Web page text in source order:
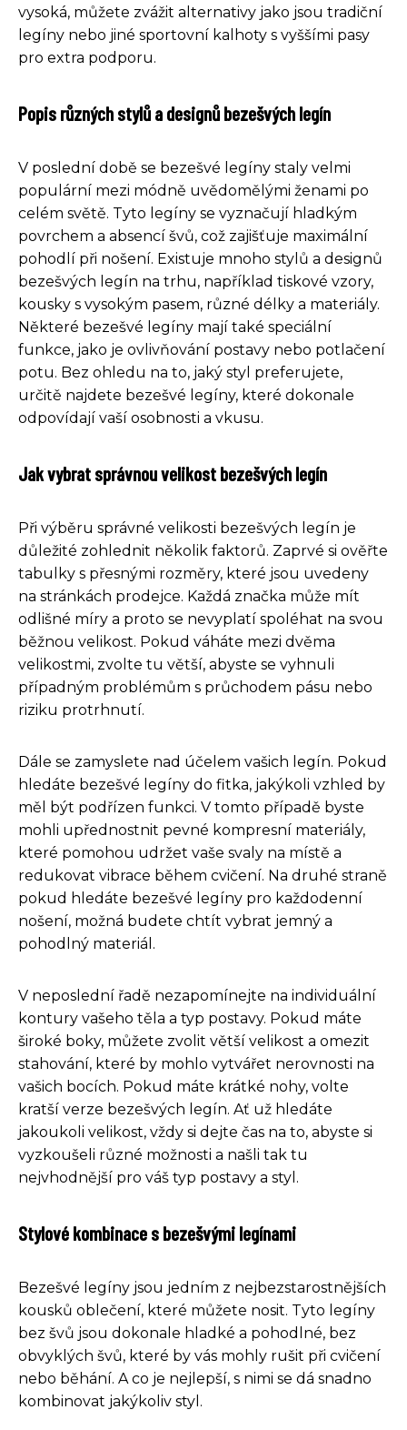
vysoká, můžete zvážit alternativy jako jsou tradiční
legíny nebo jiné sportovní kalhoty s vyššími pasy
pro extra podporu.
Popis různých stylů a designů bezešvých legín
V poslední době se bezešvé legíny staly velmi
populární mezi módně uvědomělými ženami po
celém světě. Tyto legíny se vyznačují hladkým
povrchem a absencí švů, což zajišťuje maximální
pohodlí při nošení. Existuje mnoho stylů a designů
bezešvých legín na trhu, například tiskové vzory,
kousky s vysokým pasem, různé délky a materiály.
Některé bezešvé legíny mají také speciální
funkce, jako je ovlivňování postavy nebo potlačení
potu. Bez ohledu na to, jaký styl preferujete,
určitě najdete bezešvé legíny, které dokonale
odpovídají vaší osobnosti a vkusu.
Jak vybrat správnou velikost bezešvých legín
Při výběru správné velikosti bezešvých legín je
důležité zohlednit několik faktorů. Zaprvé si ověřte
tabulky s přesnými rozměry, které jsou uvedeny
na stránkách prodejce. Každá značka může mít
odlišné míry a proto se nevyplatí spoléhat na svou
běžnou velikost. Pokud váháte mezi dvěma
velikostmi, zvolte tu větší, abyste se vyhnuli
případným problémům s průchodem pásu nebo
riziku protrhnutí.
Dále se zamyslete nad účelem vašich legín. Pokud
hledáte bezešvé legíny do fitka, jakýkoli vzhled by
měl být podřízen funkci. V tomto případě byste
mohli upřednostnit pevné kompresní materiály,
které pomohou udržet vaše svaly na místě a
redukovat vibrace během cvičení. Na druhé straně
pokud hledáte bezešvé legíny pro každodenní
nošení, možná budete chtít vybrat jemný a
pohodlný materiál.
V neposlední řadě nezapomínejte na individuální
kontury vašeho těla a typ postavy. Pokud máte
široké boky, můžete zvolit větší velikost a omezit
stahování, které by mohlo vytvářet nerovnosti na
vašich bocích. Pokud máte krátké nohy, volte
kratší verze bezešvých legín. Ať už hledáte
jakoukoli velikost, vždy si dejte čas na to, abyste si
vyzkoušeli různé možnosti a našli tak tu
nejvhodnější pro váš typ postavy a styl.
Stylové kombinace s bezešvými legínami
Bezešvé legíny jsou jedním z nejbezstarostnějších
kousků oblečení, které můžete nosit. Tyto legíny
bez švů jsou dokonale hladké a pohodlné, bez
obvyklých švů, které by vás mohly rušit při cvičení
nebo běhání. A co je nejlepší, s nimi se dá snadno
kombinovat jakýkoliv styl.